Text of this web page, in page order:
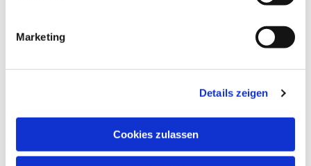
Marketing
Details zeigen
Cookies zulassen